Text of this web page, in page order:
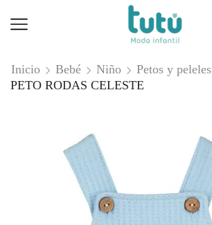
Inicio Bebé Niño
Petos y peleles
PETO RODAS CELESTE